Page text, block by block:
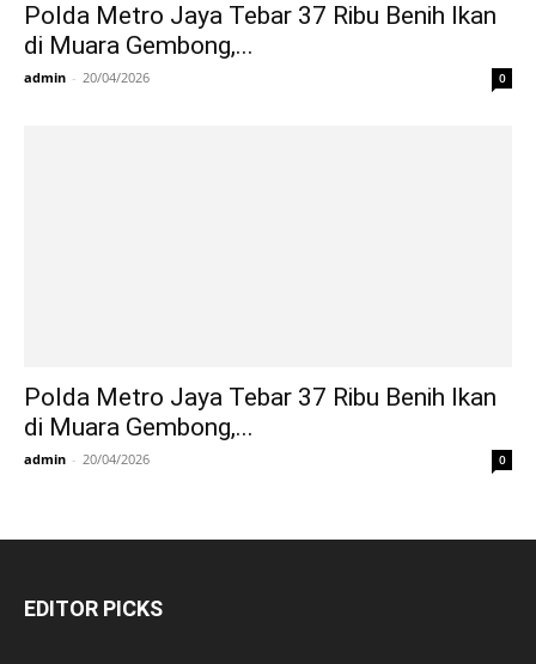
Polda Metro Jaya Tebar 37 Ribu Benih Ikan
di Muara Gembong,...
admin - 20/04/2026 0
Polda Metro Jaya Tebar 37 Ribu Benih Ikan
di Muara Gembong,...
admin - 20/04/2026 0
EDITOR PICKS